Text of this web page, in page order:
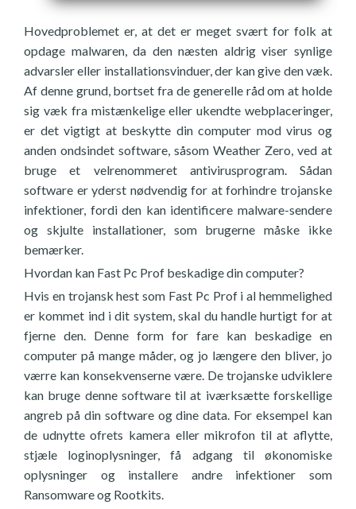
Hovedproblemet er, at det er meget svært for folk at
opdage malwaren, da den næsten aldrig viser synlige
advarsler eller installationsvinduer, der kan give den væk.
Af denne grund, bortset fra de generelle råd om at holde
sig væk fra mistænkelige eller ukendte webplaceringer,
er det vigtigt at beskytte din computer mod virus og
anden ondsindet software, såsom Weather Zero, ved at
bruge et velrenommeret antivirusprogram. Sådan
software er yderst nødvendig for at forhindre trojanske
infektioner, fordi den kan identificere malware-sendere
og skjulte installationer, som brugerne måske ikke
bemærker.
Hvordan kan Fast Pc Prof beskadige din computer?
Hvis en trojansk hest som Fast Pc Prof i al hemmelighed
er kommet ind i dit system, skal du handle hurtigt for at
fjerne den. Denne form for fare kan beskadige en
computer på mange måder, og jo længere den bliver, jo
værre kan konsekvenserne være. De trojanske udviklere
kan bruge denne software til at iværksætte forskellige
angreb på din software og dine data. For eksempel kan
de udnytte ofrets kamera eller mikrofon til at aflytte,
stjæle loginoplysninger, få adgang til økonomiske
oplysninger og installere andre infektioner som
Ransomware og Rootkits.